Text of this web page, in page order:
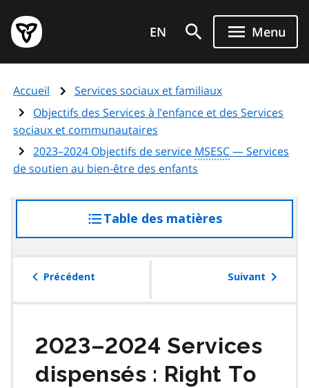
au
contenu
principal
Page
d'accueil
de
l'Ontario
EN Menu
Accueil
Services sociaux et familiaux
Objectifs des Services à l’enfance et des Services
sociaux et communautaires
2023–2024 Objectifs de service MSESC— Services
de soutien au bien-être des enfants
Table des matières
à
table
Précédent Suivant
2023–2024 Services
dispensés : Right To